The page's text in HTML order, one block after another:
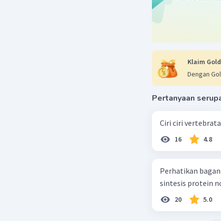
08
Haris J
07 November
Klaim
Dengan
Pertanyaan
Ciri ciri
16 4.8
Perhatikan bagan sintesis
sintesis protein
20 5.0